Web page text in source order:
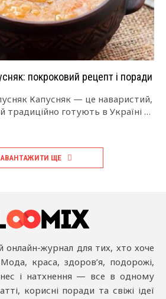
покроковий рецепт і поради
Капусняк — це наваристий,
готують в Україні та
ЩЕ
журнал для тих, хто хоче
краса, здоров’я, подорожі,
і натхнення — все в одному
корисні поради та свіжі ідеї